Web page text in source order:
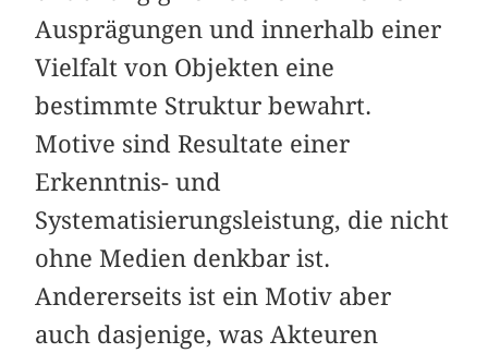
Ausprägungen und innerhalb einer
Vielfalt von Objekten eine
bestimmte Struktur bewahrt.
Motive sind Resultate einer
Erkenntnis- und
Systematisierungsleistung, die nicht
ohne Medien denkbar ist.
Andererseits ist ein Motiv aber
auch dasjenige, was Akteuren